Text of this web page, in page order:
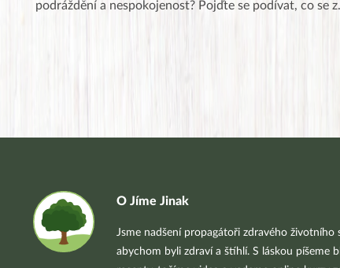
podráždění a nespokojenost? Pojďte se podívat, co se z
O Jíme Jinak
Jsme nadšení propagátoři zdravého životního
abychom byli zdraví a štíhlí. S láskou píšeme